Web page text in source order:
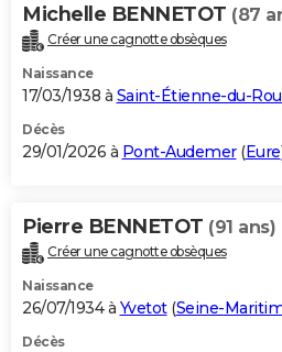
Carte de Noël
Carte Bonne année
Carte Saint-Valentin
Carte Pâques
Carte d'anniversaire
DICTIONNAIRE
Dictionnaire
Biographies
Citations
Expressions
Proverbes
PROGRAMME TV
S'inscrire
Se connecter
Lycées
Collèges
Primaires
Universités
Entreprises
Service militaire
Avis de recherche
AVIS DE DÉCÈS
Bricolage
Lifestyle
Culture
Sport
Auto
Television
Voyage
Cinema
Michelle BENNETOT (87
Créer une cagnotte obsèques
Naissance
17/03/1938 à Saint-Étienne-du-
Décès
29/01/2026 à Pont-Audemer(Eure
Pierre BENNETOT (91 ans)
Créer une cagnotte obsèques
Naissance
26/07/1934 à Yvetot(Seine-
Décès